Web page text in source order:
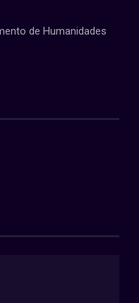
de Humanidades